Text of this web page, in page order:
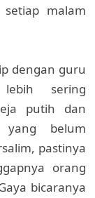
malam
dengan guru
sering
putih dan
yang belum
pastinya
orang
bicaranya